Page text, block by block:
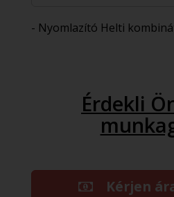
- Nyomlazító Helti
Érdekli
Kérjen